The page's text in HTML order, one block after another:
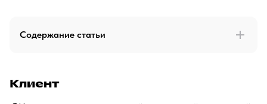
Содержание статьи
Клиент